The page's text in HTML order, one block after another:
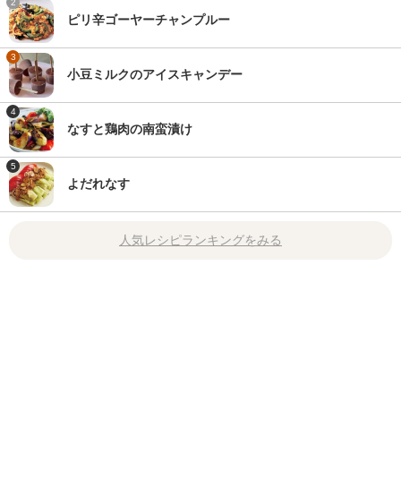
ピリ辛ゴーヤーチャンプルー
3
小豆ミルクのアイスキャンデー
4
なすと鶏肉の南蛮漬け
5
よだれなす
人気レシピランキングをみる